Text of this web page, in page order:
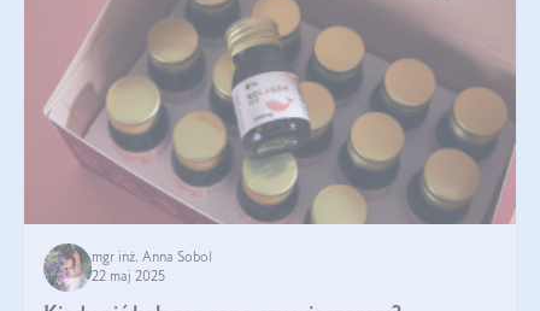
mgr inż. Anna Sobol
22 maj 2025